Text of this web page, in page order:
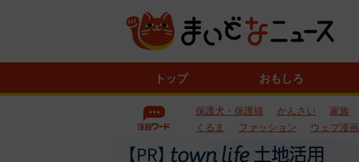
トップ おもしろ
保護犬・保護猫 かんさい 家族
くるま
ファッション ウェブ漫画